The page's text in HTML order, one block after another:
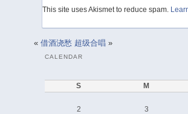
This site uses Akismet to reduce spam.
« 借酒浇愁 超级合唱»
CALENDAR
S M
2 3